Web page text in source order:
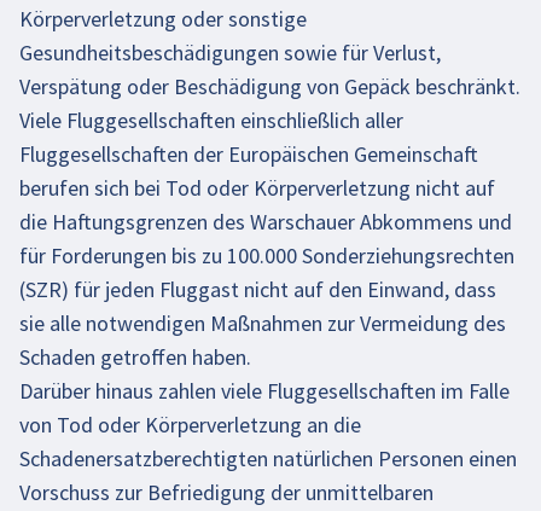
Körperverletzung oder sonstige
Gesundheitsbeschädigungen sowie für Verlust,
Verspätung oder Beschädigung von Gepäck beschränkt.
Viele Fluggesellschaften einschließlich aller
Fluggesellschaften der Europäischen Gemeinschaft
berufen sich bei Tod oder Körperverletzung nicht auf
die Haftungsgrenzen des Warschauer Abkommens und
für Forderungen bis zu 100.000 Sonderziehungsrechten
(SZR) für jeden Fluggast nicht auf den Einwand, dass
sie alle notwendigen Maßnahmen zur Vermeidung des
Schaden getroffen haben.
Darüber hinaus zahlen viele Fluggesellschaften im Falle
von Tod oder Körperverletzung an die
Schadenersatzberechtigten natürlichen Personen einen
Vorschuss zur Befriedigung der unmittelbaren